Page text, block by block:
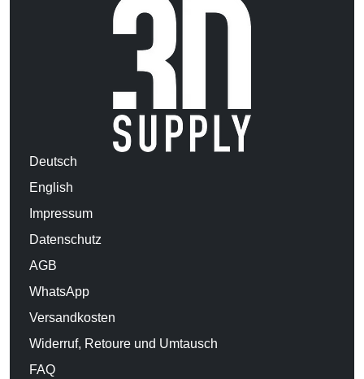
Deutsch
English
Impressum
Datenschutz
AGB
WhatsApp
Versandkosten
Widerruf, Retoure und Umtausch
FAQ